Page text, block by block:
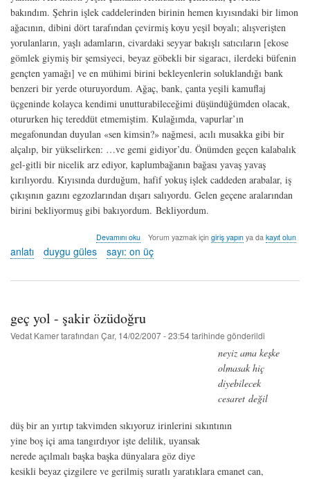
bakındım. Şehrin işlek caddelerinden birinin hemen kıyısındaki bir limon
ağacının, dibini dört tarafından çevirmiş koyu yeşil boyalı; alışverişten
yorulanların, yaşlı adamların, civardaki seyyar bakışlı satıcıların [ekose
gömlek giymiş bir şemsiyeci, beyaz göbekli bir sigaracı, ilerdeki büfenin
gençten yamağı] ve en mühimi birini bekleyenlerin soluklandığı bank
benzeri bir yerde oturuyordum. Ağaç, bank, çanta yeşili kamuflaj
üçgeninde kolayca kendimi unutturabileceğimi düşündüğümden olacak,
otururken hiç tereddüt etmemiştim. Kulağımda, vapurlar’ın
megafonundan duyulan «sen kimsin?» nağmesi, acılı musakka gibi bir
alçalıp, bir yükselirken: …ve gemi gidiyor’du. Önümden geçen kalabalık
gel-gitli bir nicelik arz ediyor, kaplumbağanın bağası yavaş yavaş
kırılıyordu. Kıyısında durduğum, hafif yokuş işlek caddeden arabalar, iş
çıkışının gazını egzozlarından dışarı salıyordu. Gelen geçene aralarından
birini bekliyormuş gibi bakıyordum. Bekliyordum.
fusion
da
teklik
-
güles
Devamını oku Yorum yazmak için giriş yapınya da kayıt olun
anlatı duygu güles sayı: on üç
geç yol - şakir özüdoğru
Vedat Kamertarafından Çar, 14/02/2007 - 23:54tarihinde gönderildi
neyiz ama keşke
olmasak hiç
diyebilecek
cesaret değil
düş bir an yırtıp takvimden sıkıyoruz irinlerini sıkıntının
yine boş içi ama tangırdıyor işte delilik, uyansak
nerede açılmalı başka başka dünyalara göz diye
kesikli beyaz çizgilere ve gerilmiş suratlı yaratıklara emanet can,